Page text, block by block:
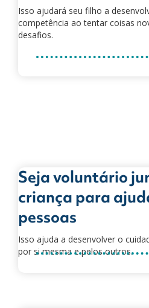
Isso ajudará seu filho a
competência ao tentar coisas
desafios.
Seja voluntário
criança para
pessoas
Isso ajuda a desenvolver o
por si mesma e pelos outros.